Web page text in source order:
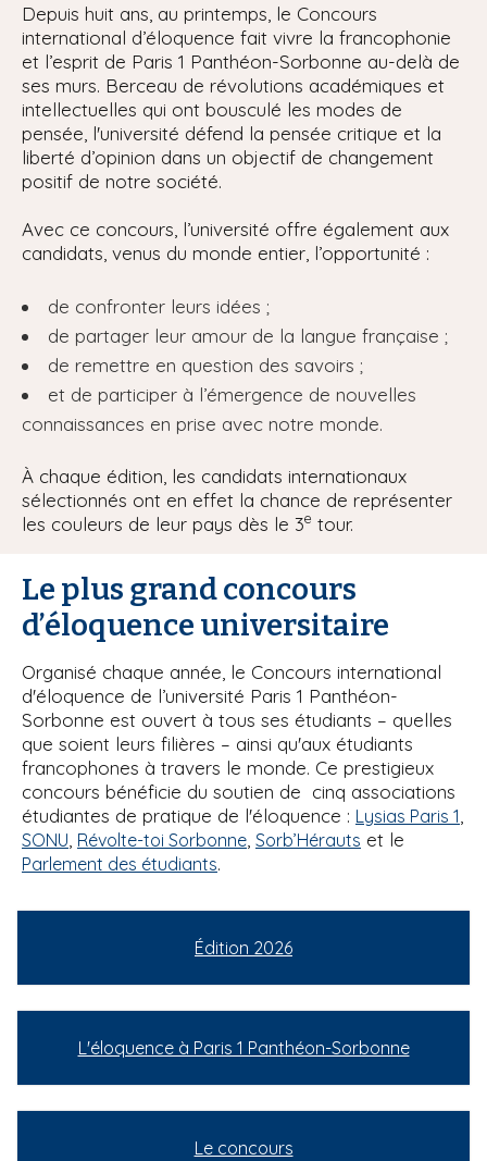
Depuis huit ans, au printemps, le Concours
international d’éloquence fait vivre la francophonie
et l’esprit de Paris 1 Panthéon-Sorbonne au-delà de
ses murs. Berceau de révolutions académiques et
intellectuelles qui ont bousculé les modes de
pensée, l'université défend la pensée critique et la
liberté d’opinion dans un objectif de changement
positif de notre société.
Avec ce concours, l’université offre également aux
candidats, venus du monde entier, l’opportunité :
de confronter leurs idées ;
de partager leur amour de la langue française ;
de remettre en question des savoirs ;
et de participer à l’émergence de nouvelles
connaissances en prise avec notre monde.
À chaque édition, les candidats internationaux
sélectionnés ont en effet la chance de représenter
les couleurs de leur pays dès le 3e tour.
Le plus grand concours
d’éloquence universitaire
Organisé chaque année, le Concours international
d'éloquence de l’université Paris 1 Panthéon-
Sorbonne est ouvert à tous ses étudiants – quelles
que soient leurs filières – ainsi qu'aux étudiants
francophones à travers le monde. Ce prestigieux
concours bénéficie du soutien de cinq associations
étudiantes de pratique de l'éloquence : Lysias Paris 1
SONU Révolte-toi Sorbonne Sorb’Hérauts et le
Parlement des étudiants.
Édition 2026
L'éloquence à Paris 1 Panthéon-Sorbonne
Le concours